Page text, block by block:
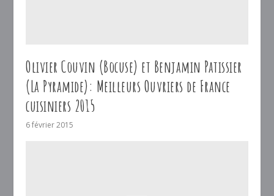
Olivier Couvin (Bocuse) et Benjamin Patissier
(La Pyramide): Meilleurs Ouvriers de France
cuisiniers 2015
6 février 2015